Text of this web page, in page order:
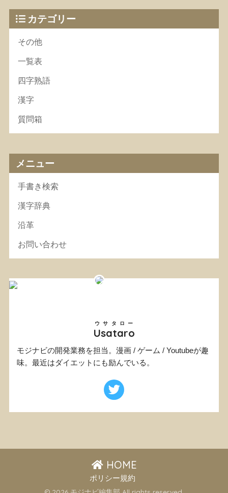
カテゴリー
その他
一覧表
四字熟語
漢字
質問箱
メニュー
手書き検索
漢字辞典
沿革
お問い合わせ
Usataro
ウサタロー
モジナビの開発業務を担当。漫画 / ゲーム / Youtubeが趣
味。最近はダイエットにも励んでいる。
HOME
ポリシー規約